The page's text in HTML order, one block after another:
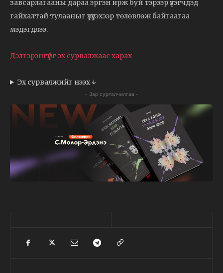
завсарлагааны дараа эргэн ирж буй тэрээр үзэгчдэд
гайхалтай тулааныг үзүүлэхээр төлөвлөж байгаагаа
мэдэгдлээ.
Дэлгэрэнгүйг эх сурвалжаас харах
Эх сурвалжийг нээх ↓
- Зар сурталчилгаа -